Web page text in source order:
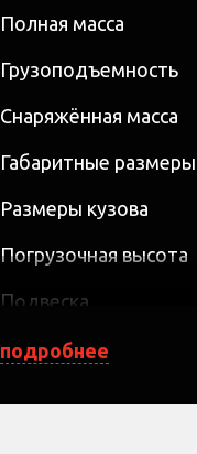
Полная масса
Грузоподъемность
Снаряжённая масса
Габаритные размеры
Размеры кузова
Погрузочная высота
Подвеска
Кол-во листов
подробнее